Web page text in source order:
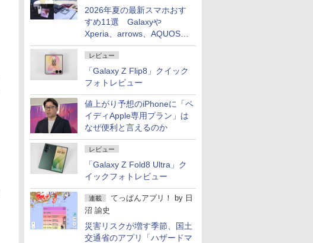
2026年夏の最新スマホおす
すめ11選 Galaxyや
Xperia、arrows、AQUOSな
ど注目機種の特徴は
レビュー
「Galaxy Z Flip8」クイック
フォトレビュー
値上がり予想のiPhoneに「ペ
イディApple専用プラン」は
なぜ便利と言えるのか
レビュー
「Galaxy Z Fold8 Ultra」ク
イックフォトレビュー
連載 てっぱんアプリ！ by 日
沼 諭史
災害リスクが増す季節、国土
交通省のアプリ「ハザードマ